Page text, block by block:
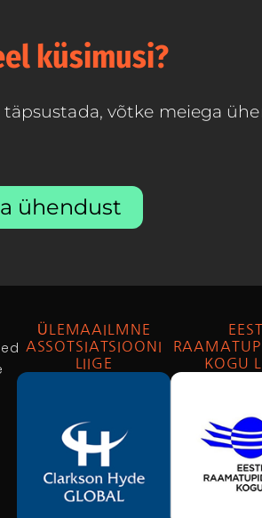
küsimusi?
võtke meiega
ühendust
ÜLEMAAILMNE
ASSOTSIATSIOONI
LIIGE
KOGU